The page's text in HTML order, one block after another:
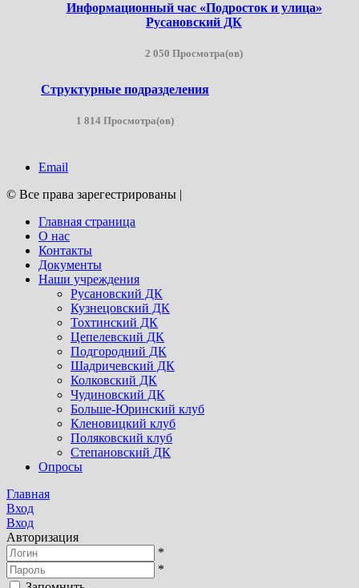
Информационный час «Подросток и улица»
Русановский ДК
2 050 Просмотра(ов)
Структурные подразделения
1 814 Просмотра(ов)
Email
© Все права зарегестрированы |
Главная страница
О нас
Контакты
Документы
Наши учреждения
Русановский ДК
Кузнецовский ДК
Тохтинский ДК
Цепелевский ДК
Подгородний ДК
Шадричевский ДК
Колковский ДК
Чудиновский ДК
Больше-Юринский клуб
Кленовицкий клуб
Поляковский клуб
Степановский ДК
Опросы
Главная
Вход
Вход
Авторизация
*
*